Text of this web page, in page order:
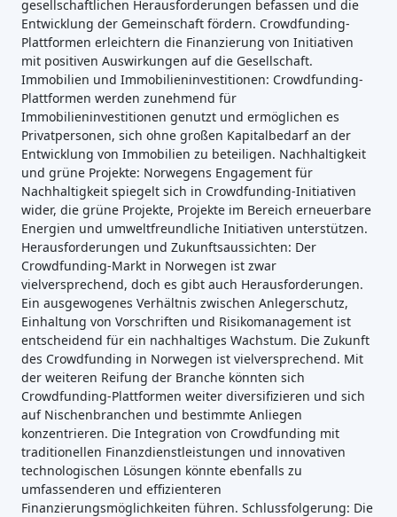
gesellschaftlichen Herausforderungen befassen und die
Entwicklung der Gemeinschaft fördern. Crowdfunding-
Plattformen erleichtern die Finanzierung von Initiativen
mit positiven Auswirkungen auf die Gesellschaft.
Immobilien und Immobilieninvestitionen: Crowdfunding-
Plattformen werden zunehmend für
Immobilieninvestitionen genutzt und ermöglichen es
Privatpersonen, sich ohne großen Kapitalbedarf an der
Entwicklung von Immobilien zu beteiligen. Nachhaltigkeit
und grüne Projekte: Norwegens Engagement für
Nachhaltigkeit spiegelt sich in Crowdfunding-Initiativen
wider, die grüne Projekte, Projekte im Bereich erneuerbare
Energien und umweltfreundliche Initiativen unterstützen.
Herausforderungen und Zukunftsaussichten: Der
Crowdfunding-Markt in Norwegen ist zwar
vielversprechend, doch es gibt auch Herausforderungen.
Ein ausgewogenes Verhältnis zwischen Anlegerschutz,
Einhaltung von Vorschriften und Risikomanagement ist
entscheidend für ein nachhaltiges Wachstum. Die Zukunft
des Crowdfunding in Norwegen ist vielversprechend. Mit
der weiteren Reifung der Branche könnten sich
Crowdfunding-Plattformen weiter diversifizieren und sich
auf Nischenbranchen und bestimmte Anliegen
konzentrieren. Die Integration von Crowdfunding mit
traditionellen Finanzdienstleistungen und innovativen
technologischen Lösungen könnte ebenfalls zu
umfassenderen und effizienteren
Finanzierungsmöglichkeiten führen. Schlussfolgerung: Die